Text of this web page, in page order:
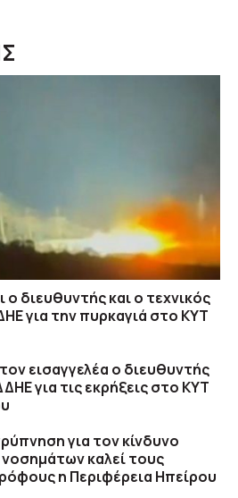
διευθυντής και ο τεχνικός
για την πυρκαγιά στο ΚΥΤ
εισαγγελέα ο διευθυντής
για τις εκρήξεις στο ΚΥΤ
για τον κίνδυνο
καλεί τους
η Περιφέρεια Ηπείρου